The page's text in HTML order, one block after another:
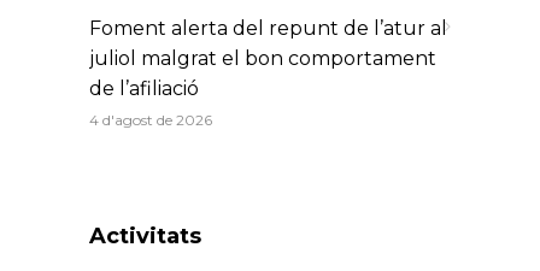
Foment del Treball urgeix al Govern
la retirada de la llei que restringeix la
atacs a la propietat privada